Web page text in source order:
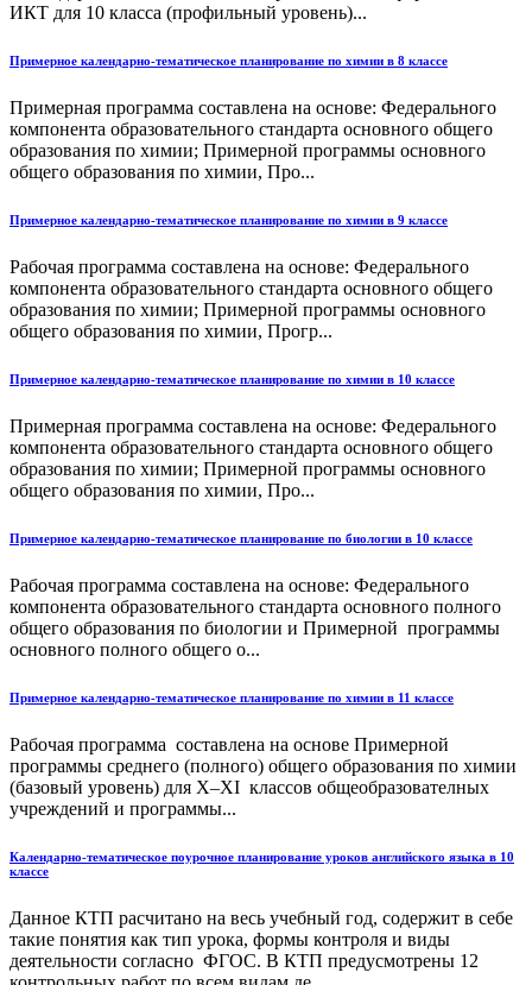
ИКТ для 10 класса (профильный уровень)...
Примерное календарно-тематическое планирование по химии в 8 классе
Примерная программа составлена на основе: Федерального
компонента образовательного стандарта основного общего
образования по химии; Примерной программы основного
общего образования по химии, Про...
Примерное календарно-тематическое планирование по химии в 9 классе
Рабочая программа составлена на основе: Федерального
компонента образовательного стандарта основного общего
образования по химии; Примерной программы основного
общего образования по химии, Прогр...
Примерное календарно-тематическое планирование по химии в 10 классе
Примерная программа составлена на основе: Федерального
компонента образовательного стандарта основного общего
образования по химии; Примерной программы основного
общего образования по химии, Про...
Примерное календарно-тематическое планирование по биологии в 10 классе
Рабочая программа составлена на основе: Федерального
компонента образовательного стандарта основного полного
общего образования по биологии и Примерной программы
основного полного общего о...
Примерное календарно-тематическое планирование по химии в 11 классе
Рабочая программа составлена на основе Примерной
программы среднего (полного) общего образования по химии
(базовый уровень) для X–XI классов общеобразователных
учреждений и программы...
Календарно-тематическое поурочное планирование уроков английского языка в 10
классе
Данное КТП расчитано на весь учебный год, содержит в себе
такие понятия как тип урока, формы контроля и виды
деятельности согласно ФГОС. В КТП предусмотрены 12